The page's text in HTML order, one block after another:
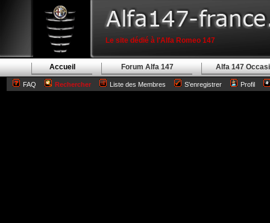
Le site dédié à l'Alfa Romeo 147
Accueil Forum Alfa 147 Alfa 147
FAQ Rechercher Liste des Membres S'enregistrer Profil